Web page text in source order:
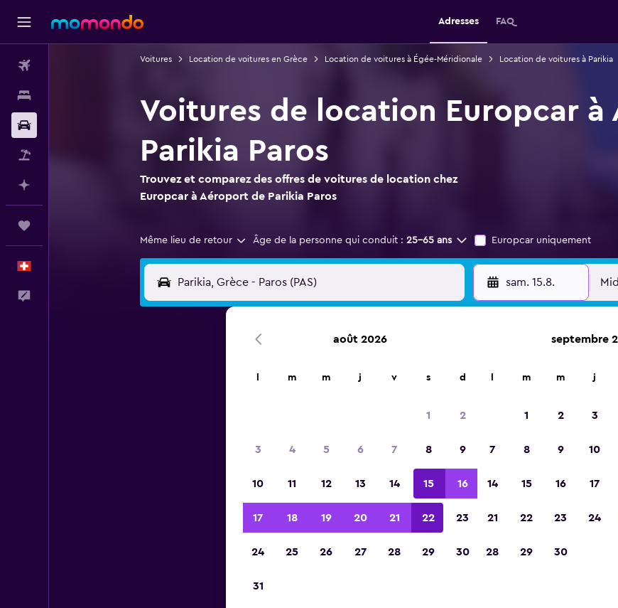
Adresses FAQ
Voitures Location de voitures en Grèce Location de voitures à Égée-Méridionale Location de voitures à Parikia
Voitures de location Europcar à
Parikia Paros
Trouvez et comparez des offres de voitures de location chez
Europcar à Aéroport de Parikia Paros
Même lieu de retour Âge de la personne qui conduit : 25-65 ans Europcar uniquement
sam. 15.8.
2023
août 2026
m m j v s d
1 2
3 4 5 6 7 8 9
10 11 12 13 14 15 16
17 18 19 20 21 22 23
24 25 26 27 28 29 30
31
septembre
m m j
1 2 3
7 8 9 10
14 15 16 17
21 22 23 24
28 29 30